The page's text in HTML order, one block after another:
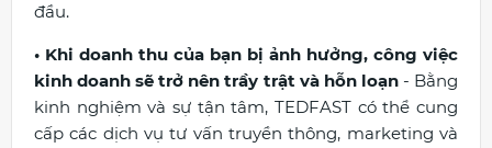
đầu.
• Khi doanh thu của bạn bị ảnh hưởng, công việc
kinh doanh sẽ trở nên trầy trật và hỗn loạn - Bằng
kinh nghiệm và sự tận tâm, TEDFAST có thể cung
cấp các dịch vụ tư vấn truyền thông, marketing và